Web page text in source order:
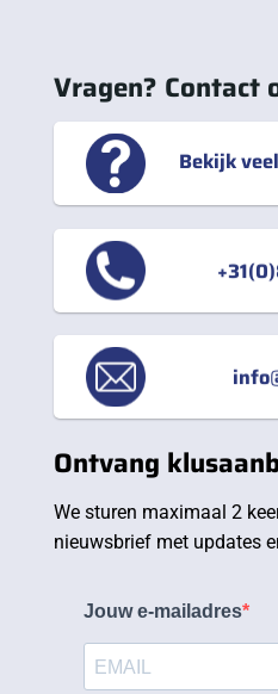
Vragen? Contact
Bekijk
Ontvang
We sturen maximaal 2
nieuwsbrief met updates
Jouw e-mailadres